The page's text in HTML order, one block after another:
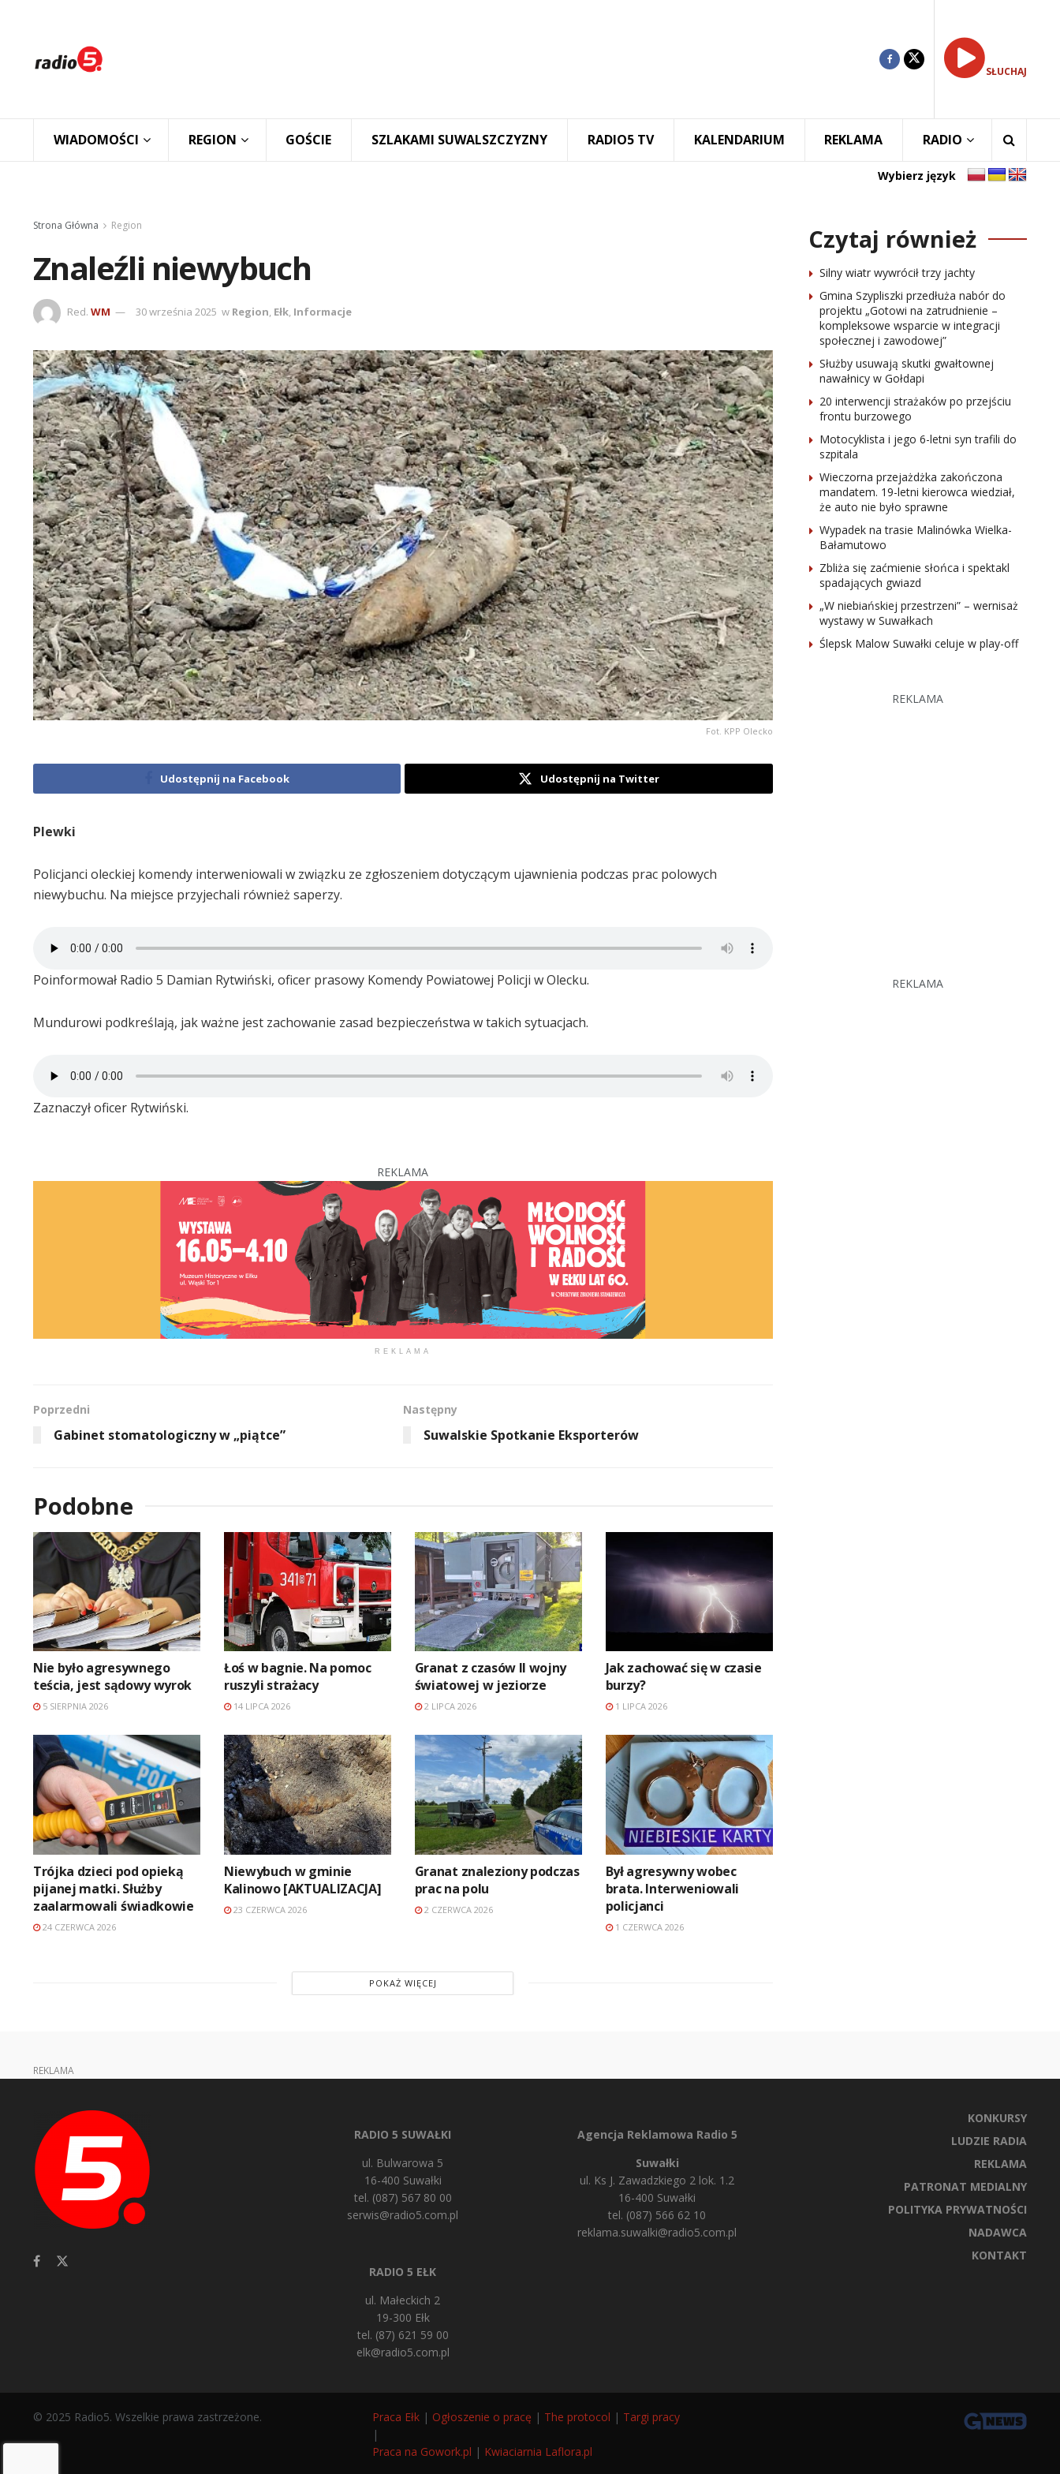
SŁUCHAJ
WIADOMOŚCI REGION GOŚCIE SZLAKAMI SUWALSZCZYZNY RADIO5 TV KALENDARIUM REKLAMA RADIO
Wybierz język
Strona Główna Region
Znaleźli niewybuch
Red. WM 30 września 2025 w Region, Ełk, Informacje
Fot. KPP Olecko
Udostępnij na Facebook Udostępnij na Twitter
Plewki
Policjanci oleckiej komendy interweniowali w związku ze zgłoszeniem dotyczącym ujawnienia podczas prac polowych
niewybuchu. Na miejsce przyjechali również saperzy.
Poinformował Radio 5 Damian Rytwiński, oficer prasowy Komendy Powiatowej Policji w Olecku.
Mundurowi podkreślają, jak ważne jest zachowanie zasad bezpieczeństwa w takich sytuacjach.
Zaznaczył oficer Rytwiński.
REKLAMA
REKLAMA
Poprzedni
Gabinet stomatologiczny w „piątce”
Następny
Suwalskie Spotkanie Eksporterów
Podobne
Nie było agresywnego
teścia, jest sądowy wyrok
5 SIERPNIA 2026
Łoś w bagnie. Na pomoc
ruszyli strażacy
14 LIPCA 2026
Granat z czasów II wojny
światowej w jeziorze
2 LIPCA 2026
Jak zachować się w czasie
burzy?
1 LIPCA 2026
Trójka dzieci pod opieką
pijanej matki. Służby
zaalarmowali świadkowie
24 CZERWCA 2026
Niewybuch w gminie
Kalinowo [AKTUALIZACJA]
23 CZERWCA 2026
Granat znaleziony podczas
prac na polu
2 CZERWCA 2026
Był agresywny wobec
brata. Interweniowali
policjanci
1 CZERWCA 2026
POKAŻ WIĘCEJ
Czytaj również
Silny wiatr wywrócił trzy jachty
Gmina Szypliszki przedłuża nabór do
projektu „Gotowi na zatrudnienie –
kompleksowe wsparcie w integracji
społecznej i zawodowej”
Służby usuwają skutki gwałtownej
nawałnicy w Gołdapi
20 interwencji strażaków po przejściu
frontu burzowego
Motocyklista i jego 6-letni syn trafili do
szpitala
Wieczorna przejażdżka zakończona
mandatem. 19-letni kierowca wiedział,
że auto nie było sprawne
Wypadek na trasie Malinówka Wielka-
Bałamutowo
Zbliża się zaćmienie słońca i spektakl
spadających gwiazd
„W niebiańskiej przestrzeni” – wernisaż
wystawy w Suwałkach
Ślepsk Malow Suwałki celuje w play-off
REKLAMA
REKLAMA
REKLAMA
RADIO 5 SUWAŁKI
ul. Bulwarowa 5
16-400 Suwałki
tel. (087) 567 80 00
serwis@radio5.com.pl
RADIO 5 EŁK
ul. Małeckich 2
19-300 Ełk
tel. (87) 621 59 00
elk@radio5.com.pl
Agencja Reklamowa Radio 5
Suwałki
ul. Ks J. Zawadzkiego 2 lok. 1.2
16-400 Suwałki
tel. (087) 566 62 10
reklama.suwalki@radio5.com.pl
KONKURSY
LUDZIE RADIA
REKLAMA
PATRONAT MEDIALNY
POLITYKA PRYWATNOŚCI
NADAWCA
KONTAKT
© 2025 Radio5. Wszelkie prawa zastrzeżone. Praca Ełk | Ogłoszenie o pracę | The protocol | Targi pracy
|
Praca na Gowork.pl | Kwiaciarnia Laflora.pl